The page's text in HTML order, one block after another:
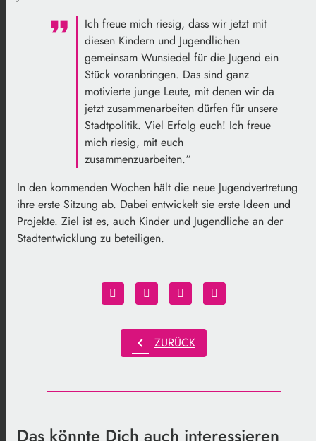
Ich freue mich riesig, dass wir jetzt mit
diesen Kindern und Jugendlichen
gemeinsam Wunsiedel für die Jugend ein
Stück voranbringen. Das sind ganz
motivierte junge Leute, mit denen wir da
jetzt zusammenarbeiten dürfen für unsere
Stadtpolitik. Viel Erfolg euch! Ich freue
mich riesig, mit euch
zusammenzuarbeiten.“
In den kommenden Wochen hält die neue Jugendvertretung
ihre erste Sitzung ab. Dabei entwickelt sie erste Ideen und
Projekte. Ziel ist es, auch Kinder und Jugendliche an der
Stadtentwicklung zu beteiligen.
chevron_left ZURÜCK
Das könnte Dich auch interessieren